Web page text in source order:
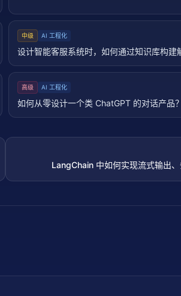
中级 AI 工程化
设计智能客服系统时，如何通过知识库构建
高级 AI 工程化
如何从零设计一个类 ChatGPT 的对话产品？
LangChain 中如何实现流式输出、